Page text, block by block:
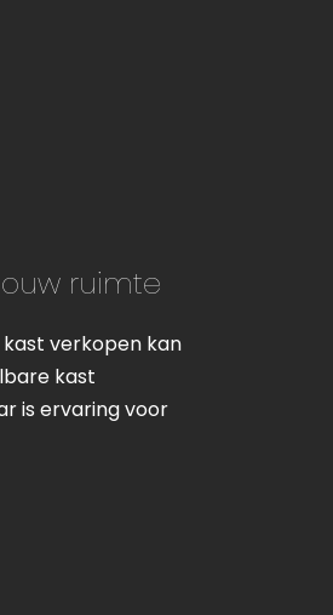
ruimte
kast verkopen kan
kast
is ervaring voor